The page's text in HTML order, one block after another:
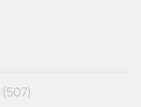
(507)